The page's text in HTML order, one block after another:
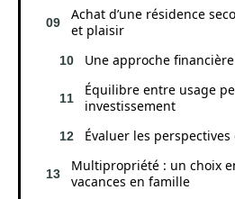
Achat d’une résidence
et plaisir
Une approche
Équilibre entre usage
investissement
Évaluer les
Multipropriété : un choix
vacances en famille